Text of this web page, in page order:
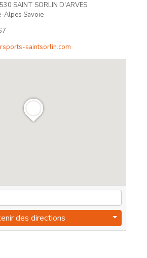
SAINT SORLIN D'ARVES
Alpes Savoie
saintsorlin.com
des directions